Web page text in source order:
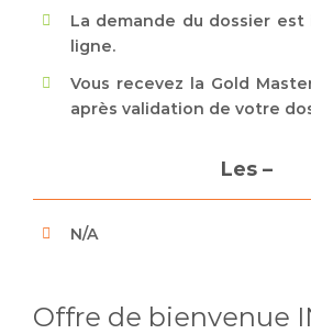
La demande du dossier
ligne.
Vous recevez la Gold
après validation de votre
Les –
N/A
Offre de bienvenue